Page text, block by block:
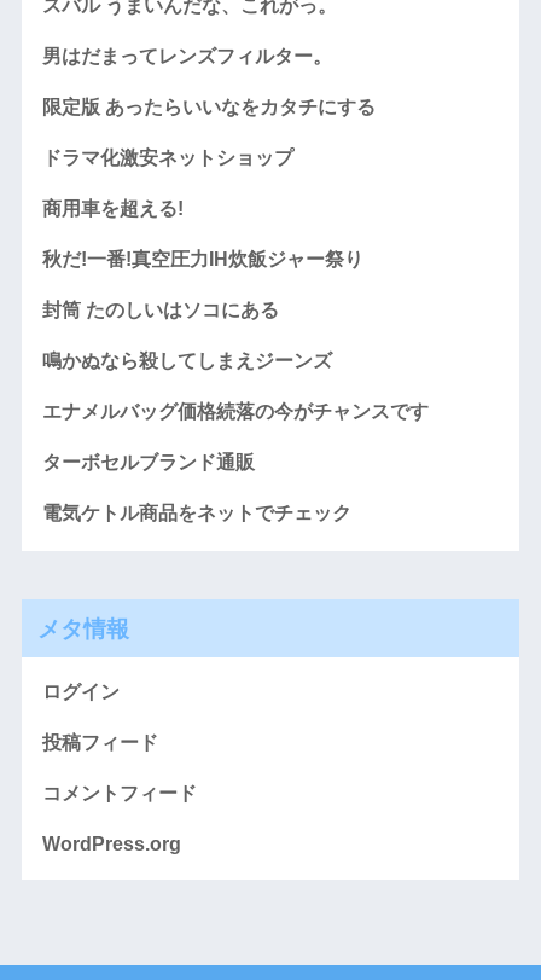
スバル うまいんだな、これがっ。
男はだまってレンズフィルター。
限定版 あったらいいなをカタチにする
ドラマ化激安ネットショップ
商用車を超える!
秋だ!一番!真空圧力IH炊飯ジャー祭り
封筒 たのしいはソコにある
鳴かぬなら殺してしまえジーンズ
エナメルバッグ価格続落の今がチャンスです
ターボセルブランド通販
電気ケトル商品をネットでチェック
メタ情報
ログイン
投稿フィード
コメントフィード
WordPress.org